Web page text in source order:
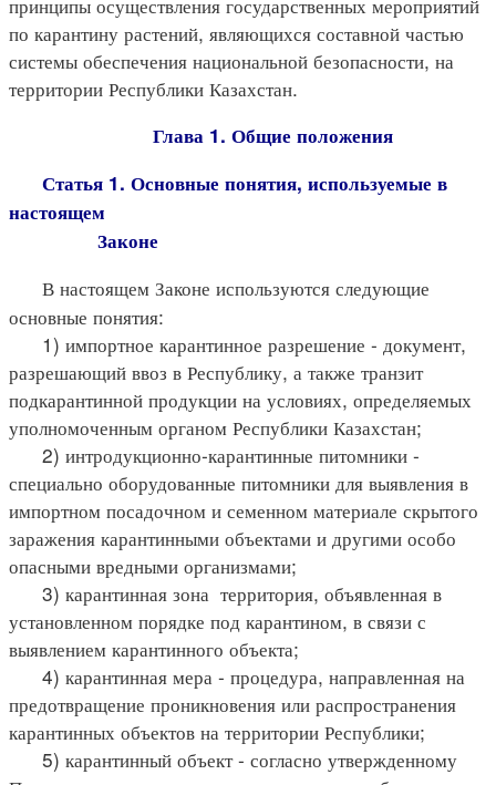
по карантину растений, являющихся составной частью
системы обеспечения национальной безопасности, на
территории Республики Казахстан.
Глава 1. Общие положения
Статья 1. Основные понятия, используемые в
настоящем
Законе
В настоящем Законе используются следующие
основные понятия:
1) импортное карантинное разрешение - документ,
разрешающий ввоз в Республику, а также транзит
подкарантинной продукции на условиях, определяемых
уполномоченным органом Республики Казахстан;
2) интродукционно-карантинные питомники -
специально оборудованные питомники для выявления в
импортном посадочном и семенном материале скрытого
заражения карантинными объектами и другими особо
опасными вредными организмами;
3) карантинная зона территория, объявленная в
установленном порядке под карантином, в связи с
выявлением карантинного объекта;
4) карантинная мера - процедура, направленная на
предотвращение проникновения или распространения
карантинных объектов на территории Республики;
5) карантинный объект - согласно утвержденному